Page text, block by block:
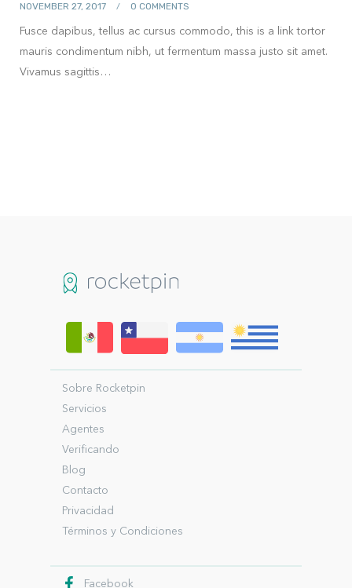
NOVEMBER 27, 2017 0 COMMENTS
Fusce dapibus, tellus ac cursus commodo, this is a link tortor
mauris condimentum nibh, ut fermentum massa justo sit amet.
Vivamus sagittis…
Sobre Rocketpin
Servicios
Agentes
Verificando
Blog
Contacto
Privacidad
Términos y Condiciones
Facebook